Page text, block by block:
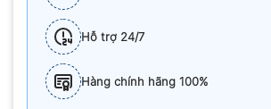
Hỗ trợ 24/7
Hàng chính hãng 100%